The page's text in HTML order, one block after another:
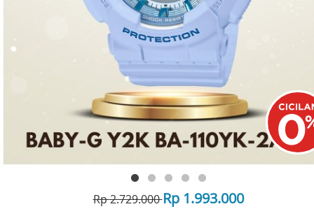
Rp 2.729.000Rp 1.993.000